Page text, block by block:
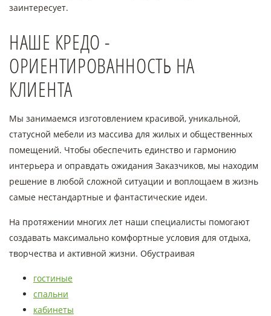
заинтересует.
НАШЕ КРЕДО -
ОРИЕНТИРОВАННОСТЬ НА
КЛИЕНТА
Мы занимаемся изготовлением красивой, уникальной,
статусной мебели из массива для жилых и общественных
помещений. Чтобы обеспечить единство и гармонию
интерьера и оправдать ожидания Заказчиков, мы находим
решение в любой сложной ситуации и воплощаем в жизнь
самые нестандартные и фантастические идеи.
На протяжении многих лет наши специалисты помогают
создавать максимально комфортные условия для отдыха,
творчества и активной жизни. Обустраивая
гостиные
спальни
кабинеты